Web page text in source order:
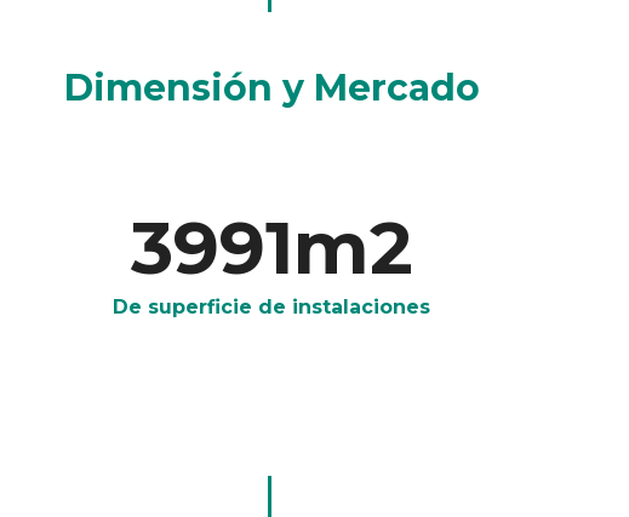
Dimensión y Mercado
4000m2
De superficie de instalaciones